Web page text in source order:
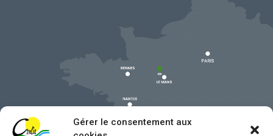
Gérer le consentement aux